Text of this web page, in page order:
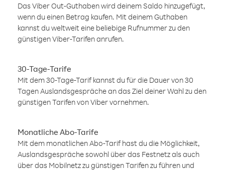
Das Viber Out-Guthaben wird deinem Saldo hinzugefügt,
wenn du einen Betrag kaufen. Mit deinem Guthaben
kannst du weltweit eine beliebige Rufnummer zu den
günstigen Viber-Tarifen anrufen.
30-Tage-Tarife
Mit dem 30-Tage-Tarif kannst du für die Dauer von 30
Tagen Auslandsgespräche an das Ziel deiner Wahl zu den
günstigen Tarifen von Viber vornehmen.
Monatliche Abo-Tarife
Mit dem monatlichen Abo-Tarif hast du die Möglichkeit,
Auslandsgespräche sowohl über das Festnetz als auch
über das Mobilnetz zu günstigen Tarifen zu führen und